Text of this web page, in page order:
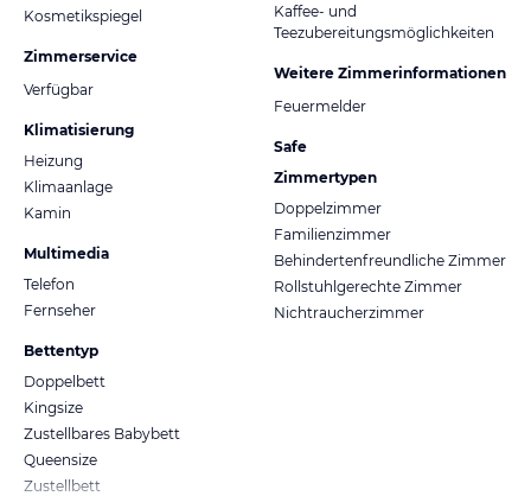
Kosmetikspiegel
Zimmerservice
Verfügbar
Klimatisierung
Heizung
Klimaanlage
Kamin
Multimedia
Telefon
Fernseher
Bettentyp
Doppelbett
Kingsize
Zustellbares Babybett
Queensize
Zustellbett
Kaffee- und
Teezubereitungsmöglichkeiten
Weitere Zimmerinformationen
Feuermelder
Safe
Zimmertypen
Doppelzimmer
Familienzimmer
Behindertenfreundliche Zimmer
Rollstuhlgerechte Zimmer
Nichtraucherzimmer